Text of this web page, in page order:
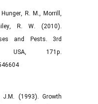
Hunger, R. M., Morrill,
R. W. (2010).
and Pests. 3rd
USA, 171p.
J.M. (1993). Growth